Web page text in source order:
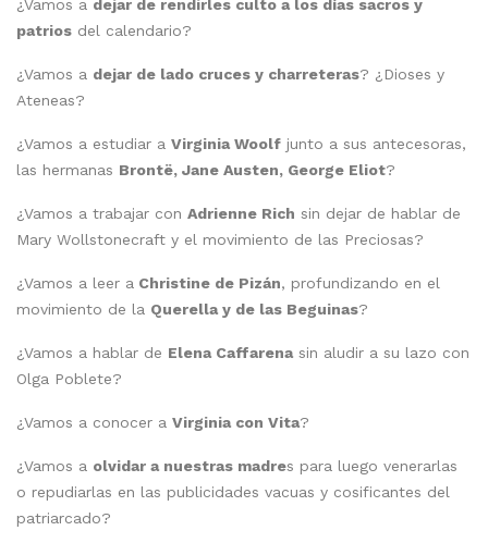
¿Vamos a dejar de rendirles culto a los días sacros y
patrios del calendario?
¿Vamos a dejar de lado cruces y charreteras? ¿Dioses y
Ateneas?
¿Vamos a estudiar a Virginia Woolf junto a sus antecesoras,
las hermanas Brontë, Jane Austen, George Eliot?
¿Vamos a trabajar con Adrienne Rich sin dejar de hablar de
Mary Wollstonecraft y el movimiento de las Preciosas?
¿Vamos a leer a Christine de Pizán, profundizando en el
movimiento de la Querella y de las Beguinas?
¿Vamos a hablar de Elena Caffarena sin aludir a su lazo con
Olga Poblete?
¿Vamos a conocer a Virginia con Vita?
¿Vamos a olvidar a nuestras madres para luego venerarlas
o repudiarlas en las publicidades vacuas y cosificantes del
patriarcado?